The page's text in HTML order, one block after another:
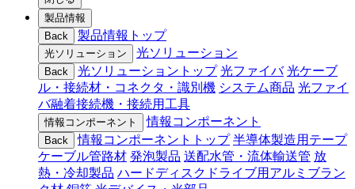
製品情報
Back
製品情報トップ
光ソリューション 光ソリューション
Back 光ソリューショントップ 光ファイバ 光ケーブ
ル・接続材・コネクタ・識別機 システム商品 光ファイ
バ融着接続機・接続用工具
情報コンポーネント 情報コンポーネント
Back 情報コンポーネントトップ 半導体製造用テープ
ケーブル管路材 発泡製品 送配水管・流体輸送管 放
熱・冷却製品 ハードディスクドライブ用アルミブラン